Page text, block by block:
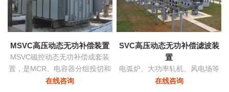
MSVC高压动态无功补偿装置
MSVC磁控动态无功补偿成套装
置，是MCR、电容器分组投切和
变压器有载调压功能为一体的无
在线咨询
SVC高压动态无功补偿滤波装
置
电弧炉、大功率轧机、风电场等
负荷由于其非线性及冲击性导致
在线咨询